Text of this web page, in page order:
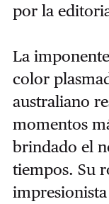
por la
La
color
australiano
momentos
brindado el
tiempos. Su